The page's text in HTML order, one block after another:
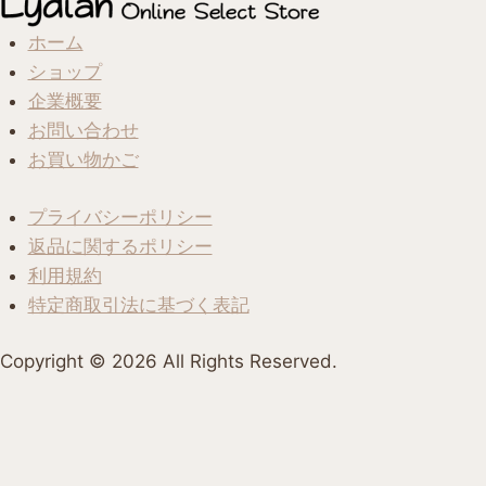
ホーム
ショップ
企業概要
お問い合わせ
お買い物かご
プライバシーポリシー
返品に関するポリシー
利用規約
特定商取引法に基づく表記
Copyright ©︎ 2026 All Rights Reserved.